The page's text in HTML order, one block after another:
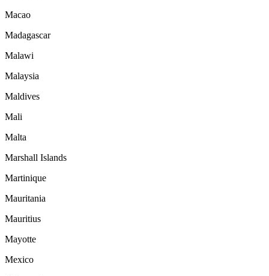
Macao
Madagascar
Malawi
Malaysia
Maldives
Mali
Malta
Marshall Islands
Martinique
Mauritania
Mauritius
Mayotte
Mexico